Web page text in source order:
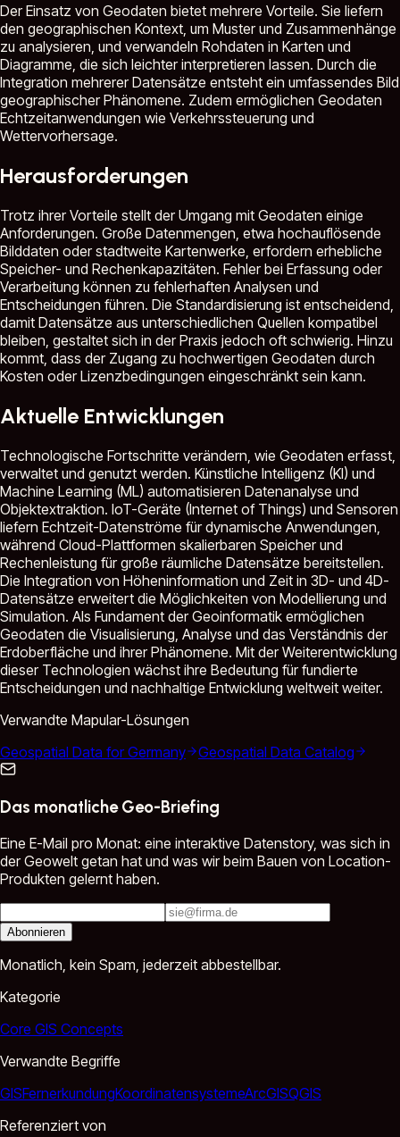
Der Einsatz von Geodaten bietet mehrere Vorteile. Sie liefern
den geographischen Kontext, um Muster und Zusammenhänge
zu analysieren, und verwandeln Rohdaten in Karten und
Diagramme, die sich leichter interpretieren lassen. Durch die
Integration mehrerer Datensätze entsteht ein umfassendes Bild
geographischer Phänomene. Zudem ermöglichen Geodaten
Echtzeitanwendungen wie Verkehrssteuerung und
Wettervorhersage.
Herausforderungen
Trotz ihrer Vorteile stellt der Umgang mit Geodaten einige
Anforderungen. Große Datenmengen, etwa hochauflösende
Bilddaten oder stadtweite Kartenwerke, erfordern erhebliche
Speicher- und Rechenkapazitäten. Fehler bei Erfassung oder
Verarbeitung können zu fehlerhaften Analysen und
Entscheidungen führen. Die Standardisierung ist entscheidend,
damit Datensätze aus unterschiedlichen Quellen kompatibel
bleiben, gestaltet sich in der Praxis jedoch oft schwierig. Hinzu
kommt, dass der Zugang zu hochwertigen Geodaten durch
Kosten oder Lizenzbedingungen eingeschränkt sein kann.
Aktuelle Entwicklungen
Technologische Fortschritte verändern, wie Geodaten erfasst,
verwaltet und genutzt werden. Künstliche Intelligenz (KI) und
Machine Learning (ML) automatisieren Datenanalyse und
Objektextraktion. IoT-Geräte (Internet of Things) und Sensoren
liefern Echtzeit-Datenströme für dynamische Anwendungen,
während Cloud-Plattformen skalierbaren Speicher und
Rechenleistung für große räumliche Datensätze bereitstellen.
Die Integration von Höheninformation und Zeit in 3D- und 4D-
Datensätze erweitert die Möglichkeiten von Modellierung und
Simulation. Als Fundament der Geoinformatik ermöglichen
Geodaten die Visualisierung, Analyse und das Verständnis der
Erdoberfläche und ihrer Phänomene. Mit der Weiterentwicklung
dieser Technologien wächst ihre Bedeutung für fundierte
Entscheidungen und nachhaltige Entwicklung weltweit weiter.
Verwandte Mapular-Lösungen
Geospatial Data for Germany
Geospatial Data Catalog
Das monatliche Geo-Briefing
Eine E-Mail pro Monat: eine interaktive Datenstory, was sich in
der Geowelt getan hat und was wir beim Bauen von Location-
Produkten gelernt haben.
Abonnieren
Monatlich, kein Spam, jederzeit abbestellbar.
Kategorie
Core GIS Concepts
Verwandte Begriffe
GISFernerkundungKoordinatensystemeArcGISQGIS
Referenziert von